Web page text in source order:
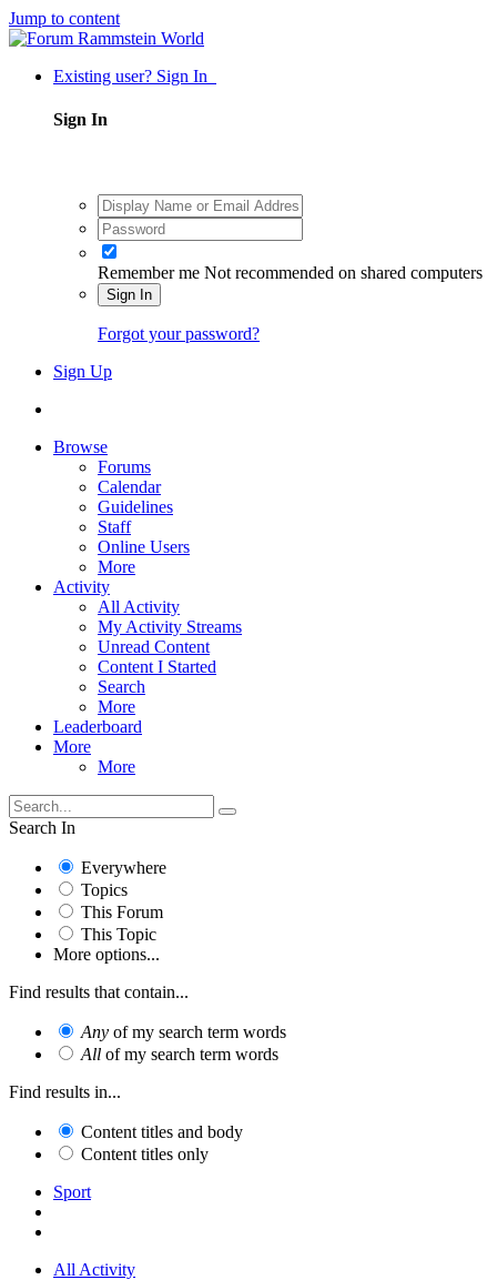
Jump to content
Existing user? Sign In
Sign In
Remember me Not recommended on shared computers
Sign In
Forgot your password?
Sign Up
Browse
Forums
Calendar
Guidelines
Staff
Online Users
More
Activity
All Activity
My Activity Streams
Unread Content
Content I Started
Search
More
Leaderboard
More
More
Search In
Everywhere
Topics
This Forum
This Topic
More options...
Find results that contain...
Any of my search term words
All of my search term words
Find results in...
Content titles and body
Content titles only
Sport
All Activity